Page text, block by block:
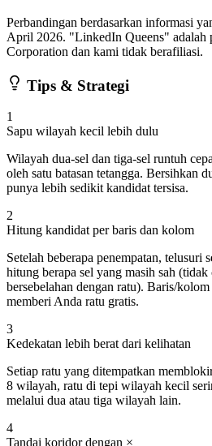
Perbandingan berdasarkan informasi
April 2026. "LinkedIn Queens" adalah
Corporation dan kami tidak berafiliasi.
Tips & Strategi
1
Sapu wilayah kecil lebih dulu
Wilayah dua-sel dan tiga-sel runtuh
oleh satu batasan tetangga. Bersihkan
punya lebih sedikit kandidat tersisa.
2
Hitung kandidat per baris dan kolom
Setelah beberapa penempatan, telusuri
hitung berapa sel yang masih sah
bersebelahan dengan ratu). Baris/
memberi Anda ratu gratis.
3
Kedekatan lebih berat dari kelihatan
Setiap ratu yang ditempatkan
8 wilayah, ratu di tepi wilayah kecil
melalui dua atau tiga wilayah lain.
4
Tandai koridor dengan ×